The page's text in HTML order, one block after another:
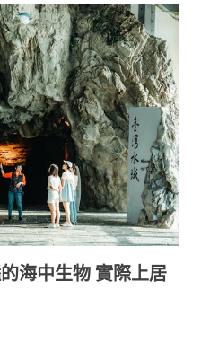
海中生物 實際上居